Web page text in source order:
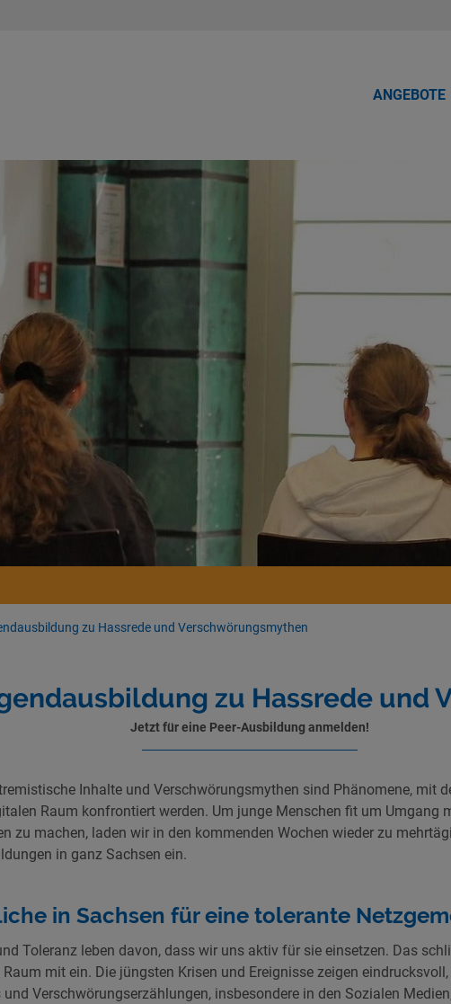
ANGEBOTE
zu Hassrede und Verschwörungsmythen
zu Hassrede und
Jetzt für eine Peer-Ausbildung anmelden!
Inhalte und Verschwörungsmythen sind Phänomene, mit
Raum konfrontiert werden. Um junge Menschen fit um Umgang
zu machen, laden wir in den kommenden Wochen wieder zu
in ganz Sachsen ein.
in Sachsen für eine tolerante
Toleranz leben davon, dass wir uns aktiv für sie einsetzen. Das
mit ein. Die jüngsten Krisen und Ereignisse zeigen
und Verschwörungserzählungen, insbesondere in den Sozialen